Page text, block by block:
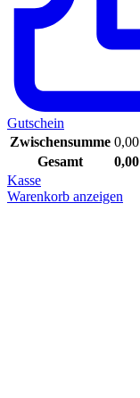
Gutschein
Zwischensumme 0,00
Gesamt
0,00
Kasse
Warenkorb anzeigen